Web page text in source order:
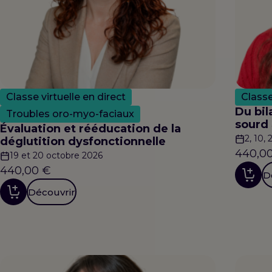
Classe virtuelle en direct
Troubles oro-myo-faciaux
Évaluation et rééducation de la
déglutition dysfonctionnelle
19 et 20 octobre 2026
440,00 €
Découvrir
Du
sourd
2, 10,